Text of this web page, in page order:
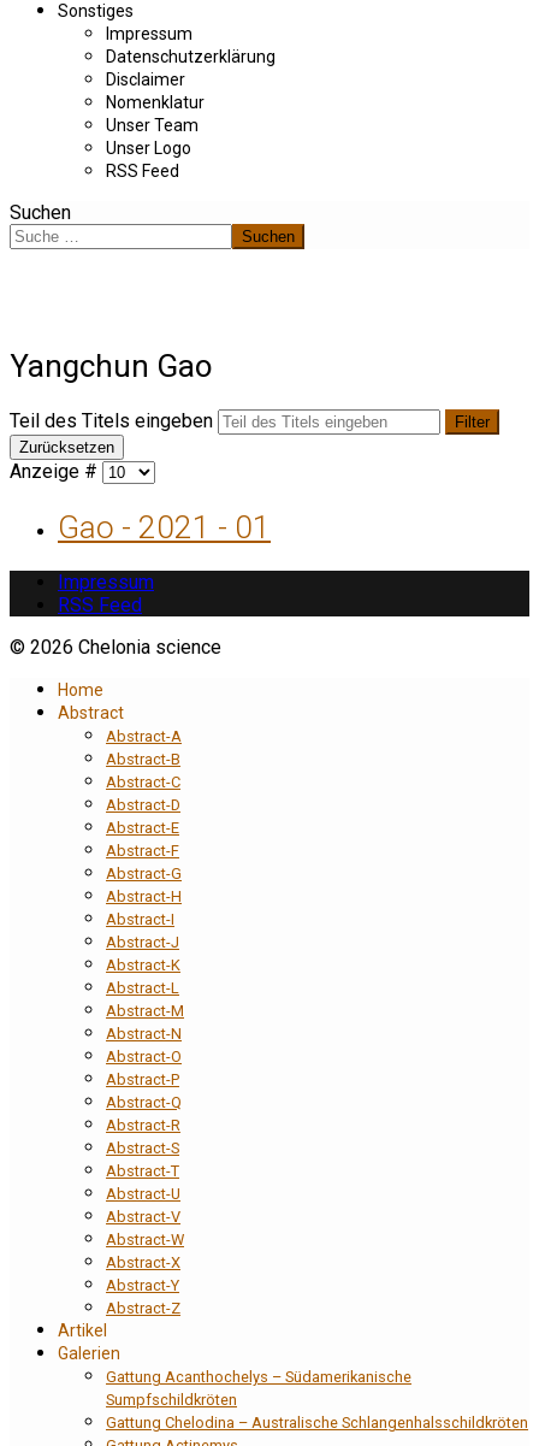
Sonstiges
Impressum
Datenschutzerklärung
Disclaimer
Nomenklatur
Unser Team
Unser Logo
RSS Feed
Suchen
Suchen
Yangchun Gao
Teil des Titels eingeben
Filter
Zurücksetzen
Anzeige #
Gao - 2021 - 01
Impressum
RSS Feed
© 2026 Chelonia science
Home
Abstract
Abstract-A
Abstract-B
Abstract-C
Abstract-D
Abstract-E
Abstract-F
Abstract-G
Abstract-H
Abstract-I
Abstract-J
Abstract-K
Abstract-L
Abstract-M
Abstract-N
Abstract-O
Abstract-P
Abstract-Q
Abstract-R
Abstract-S
Abstract-T
Abstract-U
Abstract-V
Abstract-W
Abstract-X
Abstract-Y
Abstract-Z
Artikel
Galerien
Gattung Acanthochelys – Südamerikanische
Sumpfschildkröten
Gattung Chelodina – Australische Schlangenhalsschildkröten